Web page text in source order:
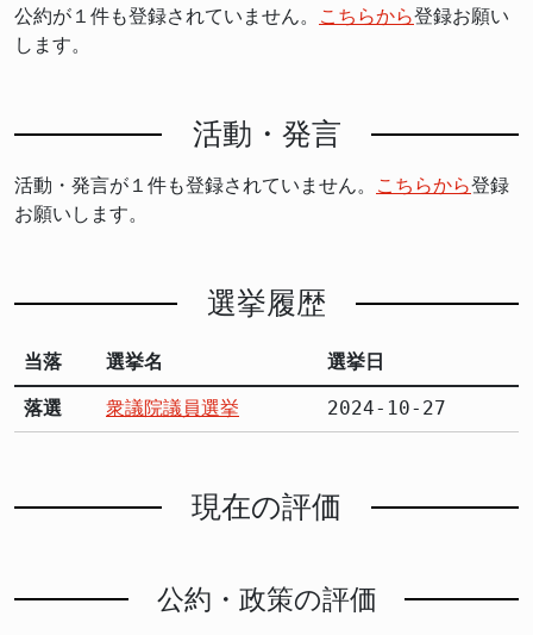
公約が１件も登録されていません。 こちらから登録お願い
します。
活動・発言
活動・発言が１件も登録されていません。 こちらから登録
お願いします。
選挙履歴
当落 選挙名 選挙日
落選 衆議院議員選挙 2024-10-27
現在の評価
公約・政策の評価